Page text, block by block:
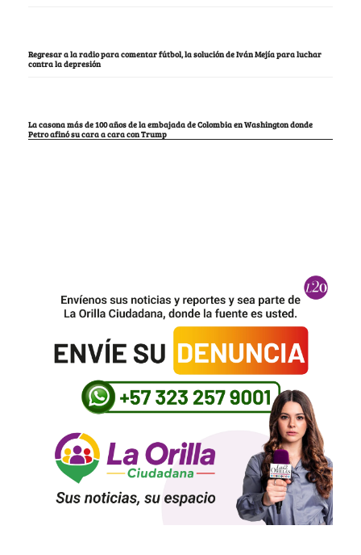
Regresar a la radio para comentar fútbol, la solución de Iván Mejía para luchar
contra la depresión
La casona más de 100 años de la embajada de Colombia en Washington donde
Petro afinó su cara a cara con Trump